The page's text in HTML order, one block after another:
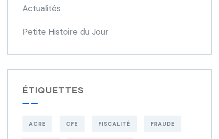
Actualités
Petite Histoire du Jour
ÉTIQUETTES
ACRE CFE FISCALITÉ FRAUDE